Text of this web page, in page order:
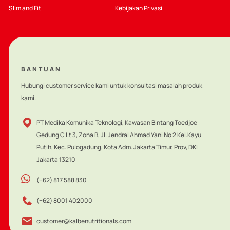
Slim and Fit
Kebijakan Privasi
BANTUAN
Hubungi customer service kami untuk konsultasi masalah produk
kami.
PT Medika Komunika Teknologi, Kawasan Bintang Toedjoe
Gedung C Lt 3, Zona B, Jl. Jendral Ahmad Yani No 2 Kel.Kayu
Putih, Kec. Pulogadung, Kota Adm. Jakarta Timur, Prov, DKI
Jakarta 13210
(+62) 817 588 830
(+62) 8001 402000
customer@kalbenutritionals.com